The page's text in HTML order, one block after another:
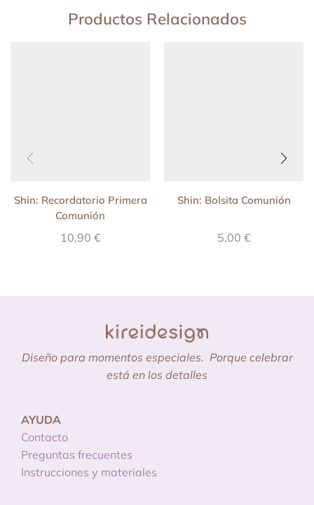
Productos Relacionados
Shin: Recordatorio Primera
Comunión
10,90 €
Shin: Bolsita Comunión
5,00 €
Diseño para momentos especiales. Porque celebrar
está en los detalles
AYUDA
Contacto
Preguntas frecuentes
Instrucciones y materiales